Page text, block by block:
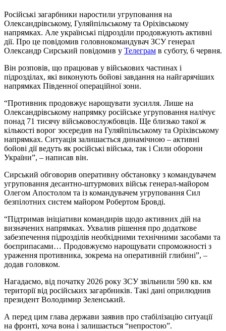
Російські загарбники наростили угруповання на
Олександрівському, Гуляйпільському та Оріхівському
напрямках. Але українські підрозділи продовжують активні
дії. Про це повідомив головнокомандувач ЗСУ генерал
Олександр Сирський повідомив у Телеграм в суботу, 6 червня.
Він розповів, що працював у військових частинах і
підрозділах, які виконують бойові завдання на найгарячіших
напрямках Південної операційної зони.
“Противник продовжує нарощувати зусилля. Лише на
Олександрівському напрямку російське угруповання налічує
понад 71 тисячу військовослужбовців. Ще близько такої ж
кількості ворог зосередив на Гуляйпільському та Оріхівському
напрямках. Ситуація залишається динамічною – активні
бойові дії ведуть як російські війська, так і Сили оборони
України”, – написав він.
Сирський обговорив оперативну обстановку з командувачем
угруповання десантно-штурмових військ генерал-майором
Олегом Апостолом та із командувачем угруповання Сил
безпілотних систем майором Робертом Бровді.
“Підтримав ініціативи командирів щодо активних дій на
визначених напрямках. Ухвалив рішення про додаткове
забезпечення підрозділів необхідними технічними засобами та
боєприпасами… Продовжуємо нарощувати спроможності з
ураження противника, зокрема на оперативній глибині”, –
додав головком.
Нагадаємо, від початку 2026 року ЗСУ звільнили 590 кв. км
території від російських загарбників. Такі дані оприлюднив
президент Володимир Зеленський.
А перед цим глава держави заявив про стабілізацію ситуації
на фронті, хоча вона і залишається “непростою”.